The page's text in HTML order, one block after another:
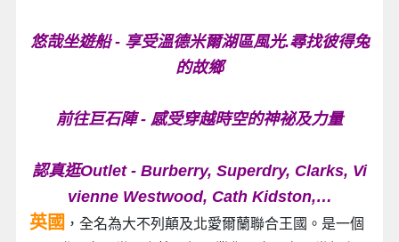
悠哉坐遊船 - 享受溫德米爾湖區風光.尋找彼得兔
的故鄉
前往巨石陣 - 感受穿越時空的神祕及力量
認真逛Outlet - Burberry, Superdry, Clarks, Vi
vienne Westwood, Cath Kidston,…
英國 ，全名為大不列顛及北愛爾蘭聯合王國。是一個